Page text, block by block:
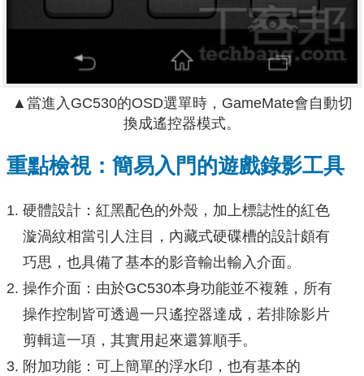
▲當進入GC530的OSD選單時，GameMate會自動切
換成遙控器模式。
重點檢視：簡易入門的遊戲錄影工具
硬體設計：紅黑配色的外殼，加上標誌性的紅色
漩渦紋相當引人注目，內藏式硬碟槽的設計頗有
巧思，也具備了基本的影音輸出輸入介面。
操作介面：由於GC530本身功能並不複雜，所有
操作控制皆可透過一只遙控器達成，若排除影片
剪輯這一項，其實用起來還算順手。
附加功能：可上簡單的浮水印，也有基本的